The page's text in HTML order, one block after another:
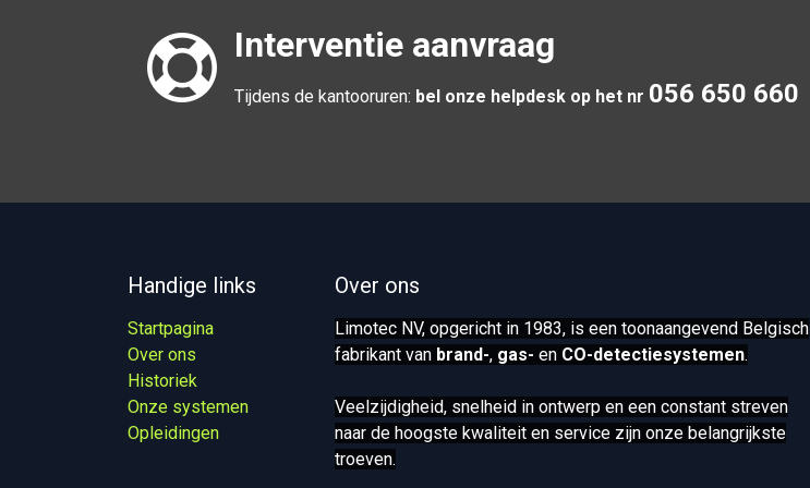
Interventie aanvraag
Tijdens de kantooruren: bel onze helpdesk op het nr 056 650 660
Handige links
Startpagina
Over ons
Historiek
Onze systemen​
Opleidingen
Over ons
Limotec NV, opgericht in 1983, is een toonaangevend Belgisch
fabrikant van brand-, gas- en CO-detectiesystemen.
Veelzijdigheid, snelheid in ontwerp en een constant streven
naar de hoogste kwaliteit en service zijn onze belangrijkste
troeven.